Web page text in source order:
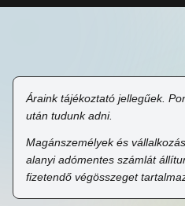
Áraink tájékoztató jellegűek.
után tudunk adni.
Magánszemélyek és
alanyi adómentes számlát
fizetendő végösszeget